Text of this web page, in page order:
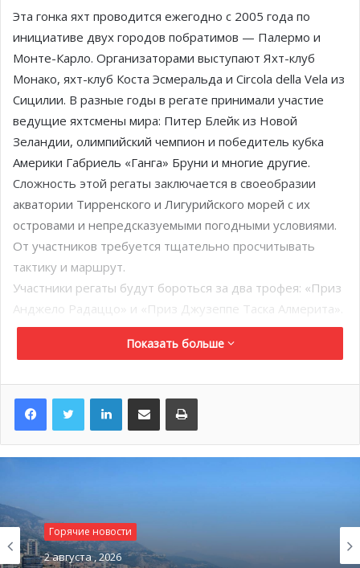
Эта гонка яхт проводится ежегодно с 2005 года по
инициативе двух городов побратимов — Палермо и
Монте-Карло. Организаторами выступают Яхт-клуб
Монако, яхт-клуб Коста Эсмеральда и Circola della Vela из
Сицилии. В разные годы в регате принимали участие
ведущие яхтсмены мира: Питер Блейк из Новой
Зеландии, олимпийский чемпион и победитель кубка
Америки Габриель «Ганга» Бруни и многие другие.
Сложность этой регаты заключается в своеобразии
акватории Тирренского и Лигурийского морей с их
островами и непредсказуемыми погодными условиями.
От участников требуется тщательно просчитывать
тактику и маршрут.
Участники регаты будут бороться за два трофея: «Приз
Анджело Радаццо» и «Приз Джузеппе Таска Алмерита».
Показать больше
LinkedInПоделиться по электронной почте Распечатать
Горячие новости
2 августа , 2026